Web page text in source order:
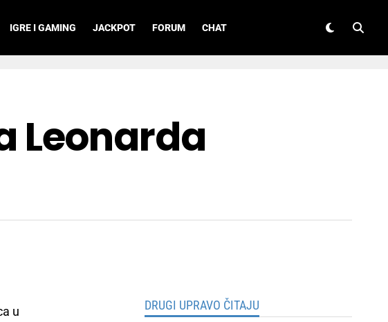
IGRE I GAMING JACKPOT FORUM CHAT
Leonarda
u
DRUGI UPRAVO ČITAJU